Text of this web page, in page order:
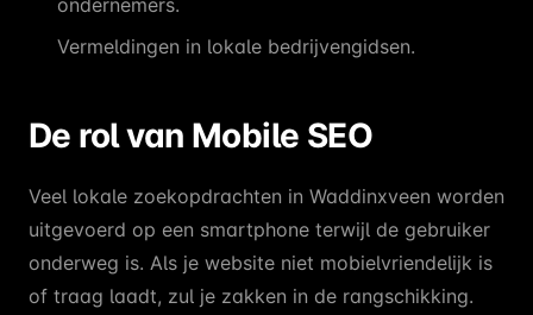
Vermeldingen in lokale bedrijvengidsen.
De rol van Mobile SEO
Veel lokale zoekopdrachten in Waddinxveen worden
uitgevoerd op een smartphone terwijl de gebruiker
onderweg is. Als je website niet mobielvriendelijk is
of traag laadt, zul je zakken in de rangschikking.